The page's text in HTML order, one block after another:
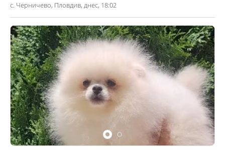
с. Черничево, Пловдив, днес, 18:02